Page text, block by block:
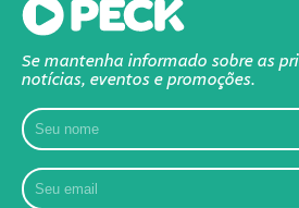
Se mantenha informado sobre as
notícias, eventos e promoções.